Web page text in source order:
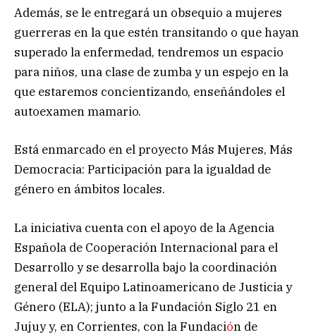
Además, se le entregará un obsequio a mujeres
guerreras en la que estén transitando o que hayan
superado la enfermedad, tendremos un espacio
para niños, una clase de zumba y un espejo en la
que estaremos concientizando, enseñándoles el
autoexamen mamario.
Está enmarcado en el proyecto Más Mujeres, Más
Democracia: Participación para la igualdad de
género en ámbitos locales.
La iniciativa cuenta con el apoyo de la Agencia
Española de Cooperación Internacional para el
Desarrollo y se desarrolla bajo la coordinación
general del Equipo Latinoamericano de Justicia y
Género (ELA); junto a la Fundación Siglo 21 en
Jujuy y, en Corrientes, con la Fundación de